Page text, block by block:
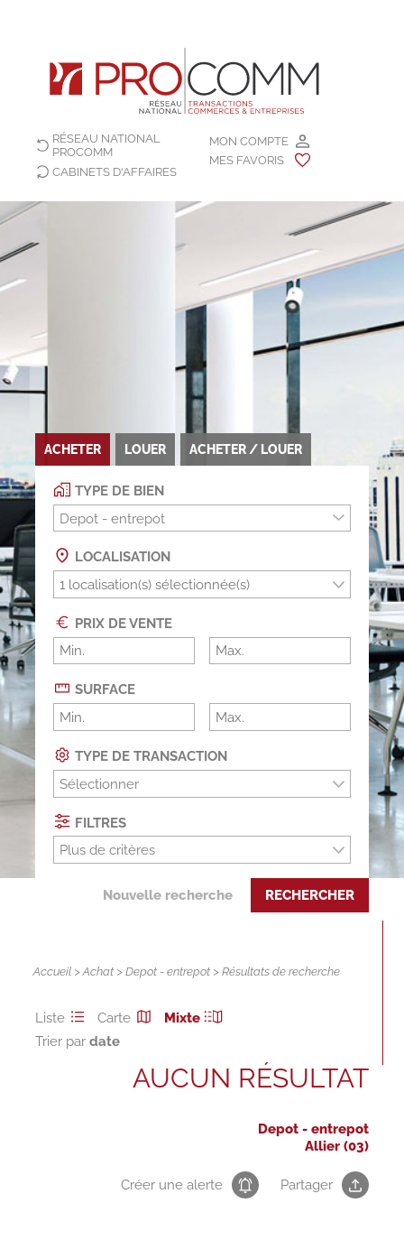
MON COMPTE
MES FAVORIS
RÉSEAU NATIONAL
PROCOMM
CABINETS D'AFFAIRES
ACHETER LOUER ACHETER / LOUER
TYPE DE BIEN
Depot - entrepot
LOCALISATION
PRIX DE VENTE
SURFACE
TYPE DE TRANSACTION
Sélectionner
FILTRES
Plus de critères
Nouvelle recherche RECHERCHER
Accueil >Achat >Depot - entrepot > Résultats de recherche
Liste Carte
Mixte
Trier par
AUCUN RÉSULTAT
Depot - entrepot
Allier (03)
Créer une alerte Partager